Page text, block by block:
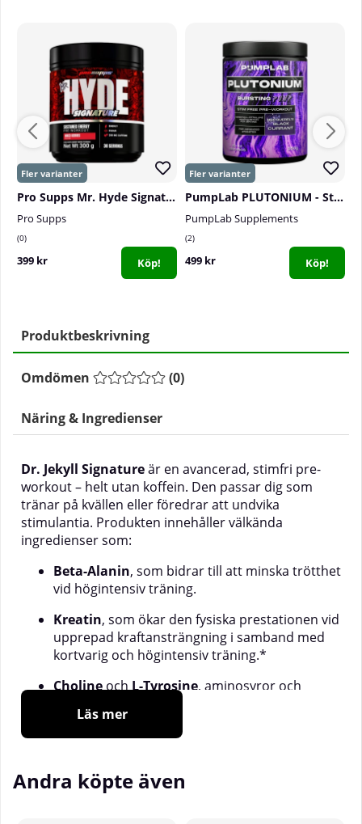
Pro Supps Mr. Hyde Signature, 30 serv.
Pro Supps
0
399 kr Köp!
PumpLab PLUTONIUM - Stim Free PWO, 550 g
PumpLab Supplements
2
499 kr Köp!
Produktbeskrivning
Omdömen (0)
Näring & Ingredienser
Dr. Jekyll Signatureär en avancerad, stimfri pre-
workout – helt utan koffein. Den passar dig som
tränar på kvällen eller föredrar att undvika
stimulantia. Produkten innehåller välkända
ingredienser som:
Beta-Alanin, som bidrar till att minska trötthet
vid högintensiv träning.
Kreatin, som ökar den fysiska prestationen vid
upprepad kraftansträngning i samband med
kortvarig och högintensiv träning.*
CholineochL-Tyrosine, aminosyror och
funktioner.
substanser och är ett alternativ för dig som söker
en pre-workout utan koffein.
Läs mer
Andra köpte även